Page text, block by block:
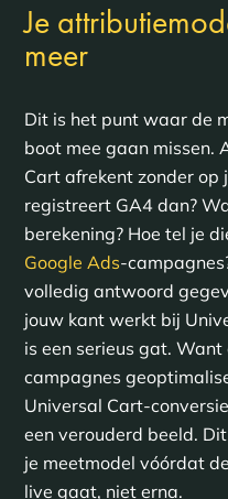
Je
meer
Dit is het punt waar de
boot mee gaan missen.
Cart afrekent zonder
registreert GA4 dan?
berekening? Hoe tel je
Google Ads-
volledig antwoord
jouw kant werkt bij
is een serieus gat.
campagnes
Universal Cart-
een verouderd beeld.
je meetmodel vóórdat
live gaat, niet erna.